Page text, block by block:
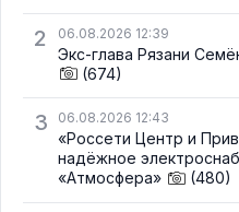
2 06.08.2026 12:39
Экс-глава Рязани
(674)
3 06.08.2026 12:43
«Россети Центр и
надёжное
«Атмосфера»
(480)